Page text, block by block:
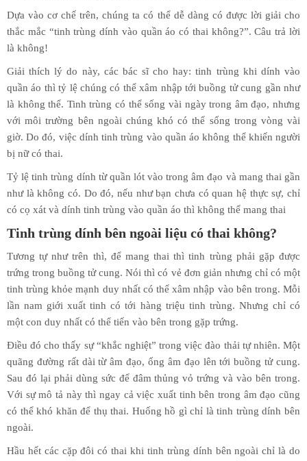
Dựa vào cơ chế trên, chúng ta có thể dễ dàng có được lời giải cho
thắc mắc “tinh trùng dính vào quần áo có thai không?”. Câu trả lời
là không!
Giải thích lý do này, các bác sĩ cho hay: tinh trùng khi dính vào
quần áo thì tỷ lệ chúng có thể xâm nhập tới buồng tử cung gần như
là không thể. Tinh trùng có thể sống vài ngày trong âm đạo, nhưng
với môi trường bên ngoài chúng khó có thể sống trong vòng vài
giờ. Do đó, việc dính tinh trùng vào quần áo không thể khiến người
bị nữ có thai.
Tỷ lệ tinh trùng dính từ quần lót vào trong âm đạo và mang thai gần
như là không có. Do đó, nếu như bạn chưa có quan hệ thực sự, chỉ
có cọ xát và dính tinh trùng vào quần áo thì không thể mang thai
Tinh trùng dính bên ngoài liệu có thai không?
Tương tự như trên thì, để mang thai thì tinh trùng phải gặp được
trứng trong buồng tử cung. Nói thì có vẻ đơn giản nhưng chỉ có một
tinh trùng khỏe mạnh duy nhất có thể xâm nhập vào bên trong. Mỗi
lần nam giới xuất tinh có tới hàng triệu tinh trùng. Nhưng chỉ có
một con duy nhất có thể tiến vào bên trong gặp trứng.
Điều đó cho thấy sự “khắc nghiệt” trong việc đào thải tự nhiên. Một
quãng đường rất dài từ âm đạo, ống âm đạo lên tới buồng tử cung.
Sau đó lại phải dùng sức để đâm thủng vỏ trứng và vào bên trong.
Với sự mô tả này thì ngay cả việc xuất tinh bên trong âm đạo cũng
có thể khó khăn để thụ thai. Huống hồ gì chỉ là tinh trùng dính bên
ngoài.
Hầu hết các cặp đôi có thai khi tinh trùng dính bên ngoài chỉ là do